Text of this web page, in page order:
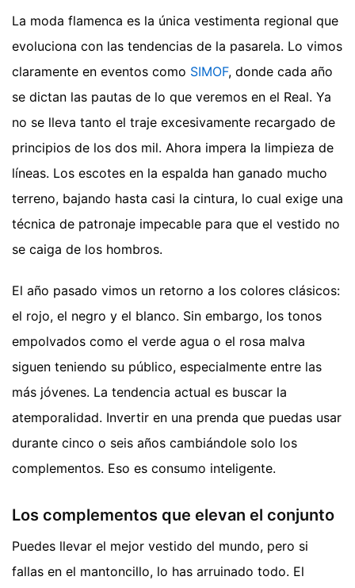
La moda flamenca es la única vestimenta regional que
evoluciona con las tendencias de la pasarela. Lo vimos
claramente en eventos como SIMOF, donde cada año
se dictan las pautas de lo que veremos en el Real. Ya
no se lleva tanto el traje excesivamente recargado de
principios de los dos mil. Ahora impera la limpieza de
líneas. Los escotes en la espalda han ganado mucho
terreno, bajando hasta casi la cintura, lo cual exige una
técnica de patronaje impecable para que el vestido no
se caiga de los hombros.
El año pasado vimos un retorno a los colores clásicos:
el rojo, el negro y el blanco. Sin embargo, los tonos
empolvados como el verde agua o el rosa malva
siguen teniendo su público, especialmente entre las
más jóvenes. La tendencia actual es buscar la
atemporalidad. Invertir en una prenda que puedas usar
durante cinco o seis años cambiándole solo los
complementos. Eso es consumo inteligente.
Los complementos que elevan el conjunto
Puedes llevar el mejor vestido del mundo, pero si
fallas en el mantoncillo, lo has arruinado todo. El